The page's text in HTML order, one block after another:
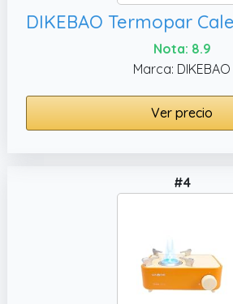
Nota: 8.9
Marca: DIKEBAO
Ver precio
#4